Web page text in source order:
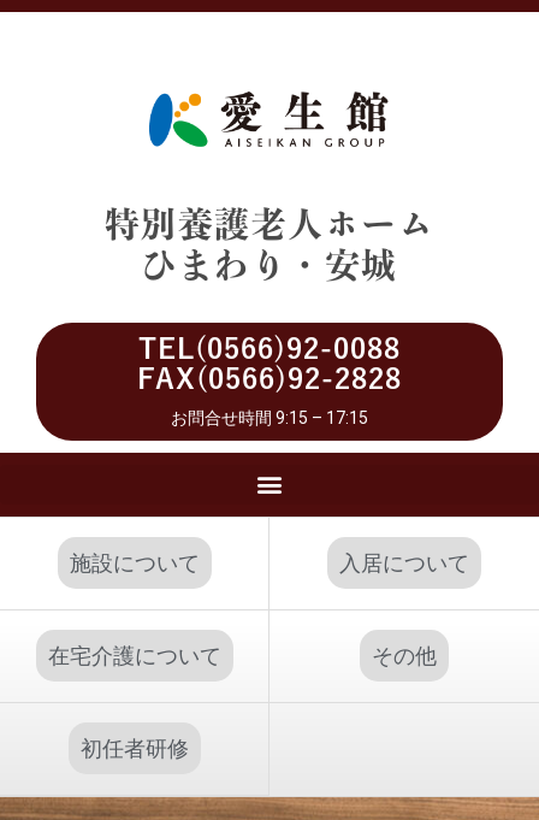
特別養護老人ホーム
ひまわり・安城
TEL(0566)92-0088
FAX(0566)92-2828
お問合せ時間 9:15 – 17:15
施設について 入居について
在宅介護について その他
初任者研修